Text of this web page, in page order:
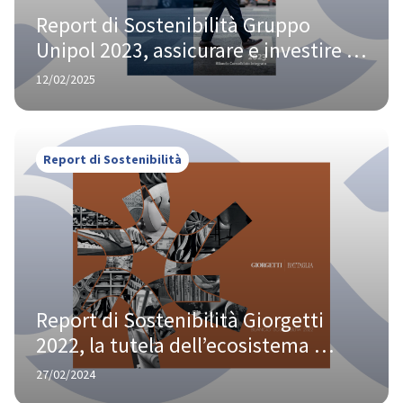
Report di Sostenibilità Gruppo
Unipol 2023, assicurare e investire
per la creazione di valore a lungo
12/02/2025
Report di Sostenibilità
Report di Sostenibilità Giorgetti
2022, la tutela dell’ecosistema
territoriale al centro delle
performance ESG
27/02/2024